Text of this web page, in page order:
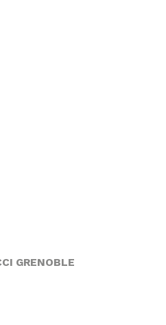
GRENOBLE